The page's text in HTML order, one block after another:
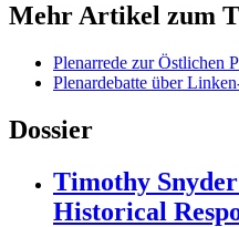
Mehr Artikel zum
Plenarrede zur Östlichen
Plenardebatte über
Dossier
Timothy
Historical